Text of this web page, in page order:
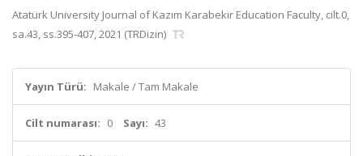
Atatürk University Journal of Kazım Karabekir Education Faculty, cilt.0,
sa.43, ss.395-407, 2021 (TRDizin)
Yayın Türü: Makale / Tam Makale
Cilt numarası: 0 Sayı: 43